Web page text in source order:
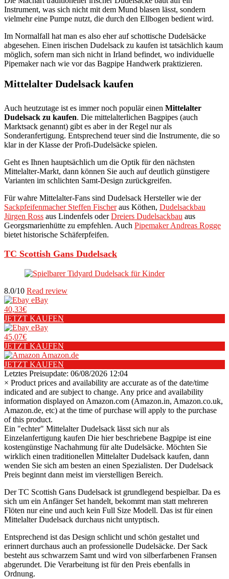
Instrument, was sich nicht mit dem Mund blasen lässt, sondern
vielmehr eine Pumpe nutzt, die durch den Ellbogen bedient wird.
Im Normalfall hat man es also eher auf schottische Dudelsäcke
abgesehen. Einen irischen Dudelsack zu kaufen ist tatsächlich kaum
möglich, sofern man sich nicht in Irland befindet, wo individuelle
Pipemaker nach wie vor das Bagpipe Handwerk praktizieren.
Mittelalter Dudelsack kaufen
Auch heutzutage ist es immer noch populär einen Mittelalter
Dudelsack zu kaufen. Die mittelalterlichen Bagpipes (auch
Marktsack genannt) gibt es aber in der Regel nur als
Sonderanfertigung. Entsprechend teuer sind die Instrumente, die so
klar in der Klasse der Profi-Dudelsäcke spielen.
Geht es Ihnen hauptsächlich um die Optik für den nächsten
Mittelalter-Markt, dann können Sie auch auf deutlich günstigere
Varianten im schlichten Samt-Design zurückgreifen.
Für wahre Mittelalter-Fans sind Dudelsack Hersteller wie der
Sackpfeifenmacher Steffen Fischeraus Köthen, Dudelsackbau
Jürgen Ross aus Lindenfels oderDreiers Dudelsackbau aus
Georgsmarienhütte zu empfehlen. Auch Pipemaker Andreas Rogge
bietet historische Schäferpfeifen.
TC Scottish Gans Dudelsack
8.0/10 Read review
eBay
40,33€
JETZT KAUFEN
eBay
45,07€
JETZT KAUFEN
Amazon.de
JETZT KAUFEN
Letztes Preisupdate: 06/08/2026 12:04
× Product prices and availability are accurate as of the date/time
indicated and are subject to change. Any price and availability
information displayed on Amazon.com (Amazon.in, Amazon.co.uk,
Amazon.de, etc) at the time of purchase will apply to the purchase
of this product.
Ein "echter" Mittelalter Dudelsack lässt sich nur als
Einzelanfertigung kaufen Die hier beschriebene Bagpipe ist eine
kostengünstige Nachahmung für alte Dudelsäcke. Möchten Sie
wirklich einen traditionellen Mittelalter Dudelsack kaufen, dann
wenden Sie sich am besten an einen Spezialisten. Der Dudelsack
Preis beginnt dann meist im vierstelligen Bereich.
Der TC Scottish Gans Dudelsack ist grundlegend bespielbar. Da es
sich um ein Anfänger Set handelt, bekommt man statt mehreren
Flöten nur eine und auch kein Full Size Modell. Das ist für einen
Mittelalter Dudelsack durchaus nicht untyptisch.
Entsprechend ist das Design schlicht und schön gestaltet und
erinnert durchaus auch an professionelle Dudelsäcke. Der Sack
besteht aus schwarzem Samt und wird von silberfarbenen Fransen
abgerundet. Die Verarbeitung ist für den Preis ebenfalls in
Ordnung.